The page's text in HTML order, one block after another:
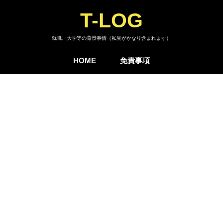
T-LOG
就職、大学等の背景事情（私見がかなり含まれます）
HOME 免責事項